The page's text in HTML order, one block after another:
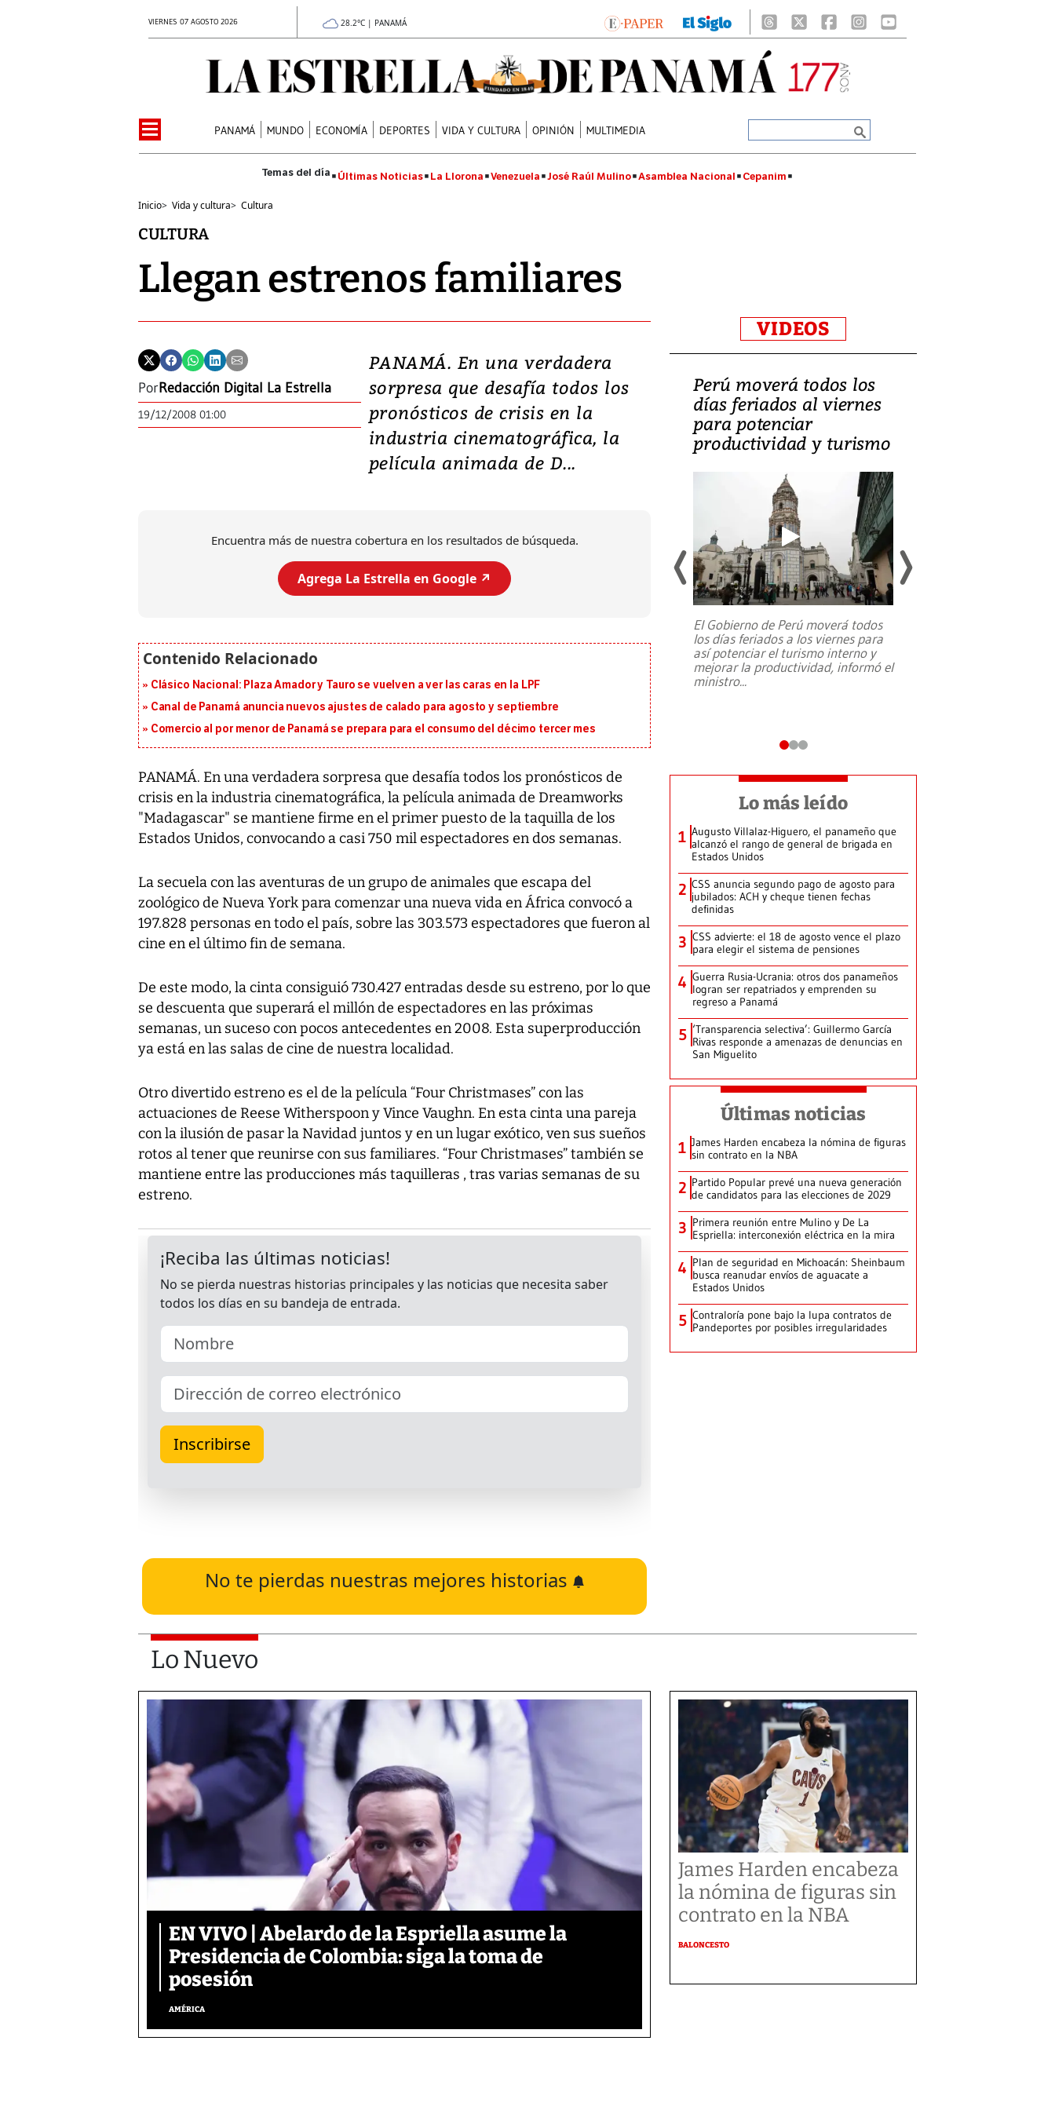
VIERNES 07 AGOSTO 2026 28.2°C | PANAMÁ
PANAMÁ MUNDO ECONOMÍA DEPORTES VIDA Y CULTURA OPINIÓN MULTIMEDIA
Últimas Noticias La Llorona Venezuela José Raúl Mulino Asamblea Nacional Cepanim
Inicio> Vida y cultura> Cultura
CULTURA
Llegan estrenos familiares
PorRedacción Digital La Estrella
19/12/2008 01:00
PANAMÁ. En una verdadera
sorpresa que desafía todos los
pronósticos de crisis en la
industria cinematográfica, la
película animada de D...
Encuentra más de nuestra cobertura en los resultados de búsqueda.
Agrega La Estrella en Google ↗️
Clásico Nacional: Plaza Amador y Tauro se vuelven a ver las caras en la LPF
Canal de Panamá anuncia nuevos ajustes de calado para agosto y septiembre
Comercio al por menor de Panamá se prepara para el consumo del décimo tercer mes
PANAMÁ. En una verdadera sorpresa que desafía todos los pronósticos de
crisis en la industria cinematográfica, la película animada de Dreamworks
"Madagascar" se mantiene firme en el primer puesto de la taquilla de los
Estados Unidos, convocando a casi 750 mil espectadores en dos semanas.
La secuela con las aventuras de un grupo de animales que escapa del
zoológico de Nueva York para comenzar una nueva vida en África convocó a
197.828 personas en todo el país, sobre las 303.573 espectadores que fueron al
cine en el último fin de semana.
De este modo, la cinta consiguió 730.427 entradas desde su estreno, por lo que
se descuenta que superará el millón de espectadores en las próximas
semanas, un suceso con pocos antecedentes en 2008. Esta superproducción
ya está en las salas de cine de nuestra localidad.
Otro divertido estreno es el de la película “Four Christmases” con las
actuaciones de Reese Witherspoon y Vince Vaughn. En esta cinta una pareja
con la ilusión de pasar la Navidad juntos y en un lugar exótico, ven sus sueños
rotos al tener que reunirse con sus familiares. “Four Christmases” también se
mantiene entre las producciones más taquilleras , tras varias semanas de su
estreno.
No te pierdas nuestras mejores historias
VIDEOS
Video: Lula lanza su
candidatura con
promesas de inversión
en defensa, educación y
tierras raras
Entre recuerdos y escuetas
da Silva, oficializó este domingo su
candidatura...
Perú moverá todos los
días feriados al viernes
para potenciar
productividad y turismo
El Gobierno de Perú moverá todos
los días feriados a los viernes para
así potenciar el turismo interno y
mejorar la productividad, informó el
ministro...
Lo más leído
1 Augusto Villalaz-Higuero, el panameño que
alcanzó el rango de general de brigada en
Estados Unidos
2 CSS anuncia segundo pago de agosto para
jubilados: ACH y cheque tienen fechas
definidas
3 CSS advierte: el 18 de agosto vence el plazo
para elegir el sistema de pensiones
4 Guerra Rusia-Ucrania: otros dos panameños
logran ser repatriados y emprenden su
regreso a Panamá
5 ‘Transparencia selectiva’: Guillermo García
Rivas responde a amenazas de denuncias en
San Miguelito
Últimas noticias
1 James Harden encabeza la nómina de figuras
sin contrato en la NBA
2 Partido Popular prevé una nueva generación
de candidatos para las elecciones de 2029
3 Primera reunión entre Mulino y De La
Espriella: interconexión eléctrica en la mira
4 Plan de seguridad en Michoacán: Sheinbaum
busca reanudar envíos de aguacate a
Estados Unidos
5 Contraloría pone bajo la lupa contratos de
Pandeportes por posibles irregularidades
Lo Nuevo
EN VIVO | Abelardo de la Espriella asume la
Presidencia de Colombia: siga la toma de
posesión
AMÉRICA
James Harden encabeza
la nómina de figuras sin
contrato en la NBA
BALONCESTO